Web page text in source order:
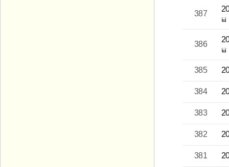
387
386
385
384
383
382
381